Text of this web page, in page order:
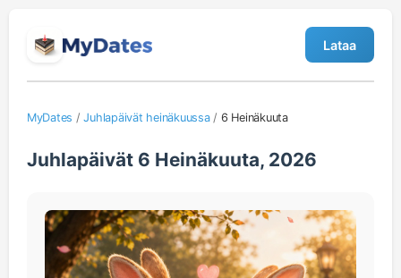
Lataa
MyDates /Juhlapäivät heinäkuussa/ 6 Heinäkuuta
Juhlapäivät 6 Heinäkuuta, 2026